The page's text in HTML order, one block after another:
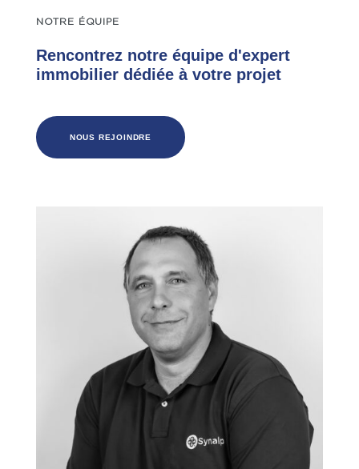
NOTRE ÉQUIPE
Rencontrez notre équipe d'expert
immobilier dédiée à votre projet
NOUS REJOINDRE